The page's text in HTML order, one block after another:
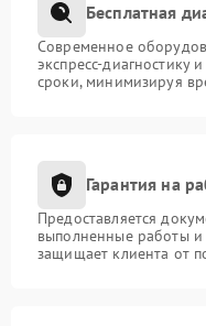
Бесплатная
Современное
экспресс-диагностику
сроки, минимизируя
Гарантия на
Предоставляется
выполненные работы и
защищает клиента от